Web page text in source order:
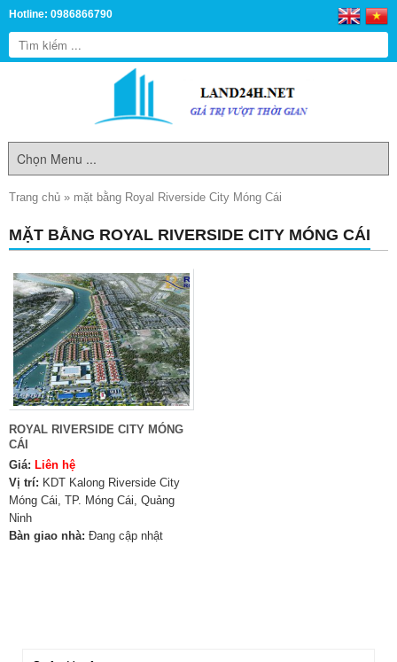
Hotline: 0986866790
Trang chủ » mặt bằng Royal Riverside City Móng Cái
MẶT BẰNG ROYAL RIVERSIDE CITY MÓNG CÁI
ROYAL RIVERSIDE CITY MÓNG
CÁI
Giá: Liên hệ
Vị trí: KDT Kalong Riverside City
Móng Cái, TP. Móng Cái, Quảng
Ninh
Bàn giao nhà: Đang cập nhật